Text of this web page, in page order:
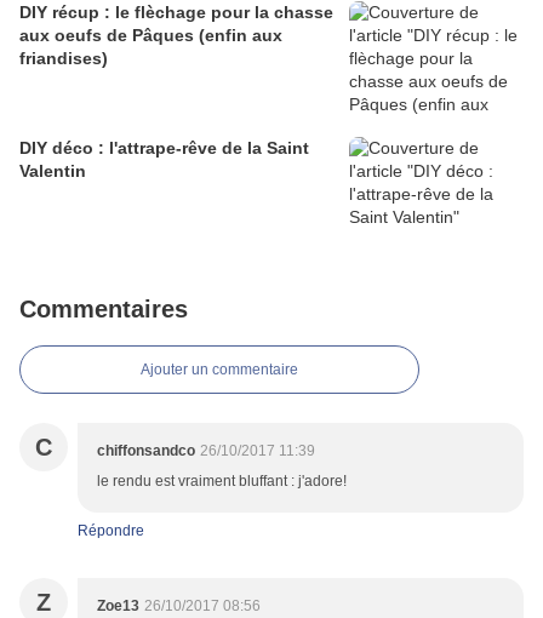
DIY récup : le flèchage pour la chasse
aux oeufs de Pâques (enfin aux
friandises)
DIY déco : l'attrape-rêve de la Saint
Valentin
Commentaires
Ajouter un commentaire
C chiffonsandco 26/10/2017 11:39
le rendu est vraiment bluffant : j'adore!
Répondre
Z Zoe13 26/10/2017 08:56